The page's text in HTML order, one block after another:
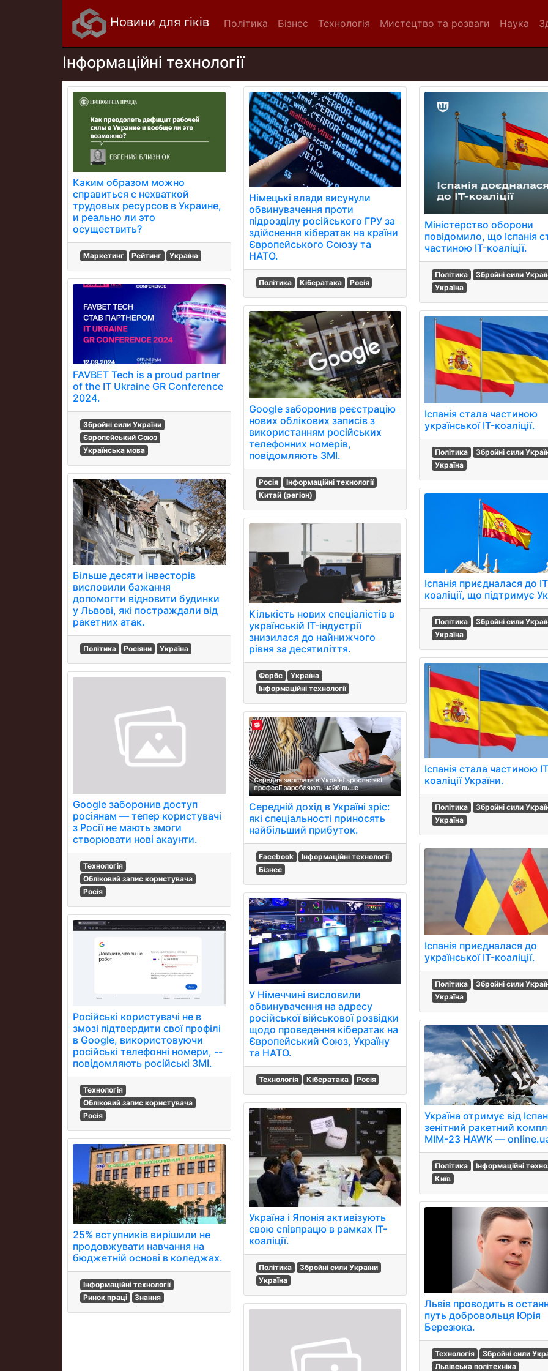
Новини для гіків Політика Бізнес Технологія Мистецтво та розваги Наука
Інформаційні технології
Каким образом можно
справиться с нехваткой
трудовых ресурсов в Украине,
и реально ли это
осуществить?
Маркетинг Рейтинг Україна
FAVBET Tech is a proud partner
of the IT Ukraine GR Conference
2024.
Збройні сили України
Європейський Союз
Українська мова
Більше десяти інвесторів
висловили бажання
допомогти відновити будинки
у Львові, які постраждали від
ракетних атак.
Політика Росіяни Україна
Google заборонив доступ
росіянам — тепер користувачі
з Росії не мають змоги
створювати нові акаунти.
Технологія
Обліковий запис користувача
Росія
Російські користувачі не в
змозі підтвердити свої профілі
в Google, використовуючи
російські телефонні номери, --
повідомляють російські ЗМІ.
Технологія
Обліковий запис користувача
Росія
25% вступників вирішили не
продовжувати навчання на
бюджетній основі в коледжах.
Інформаційні технології
Ринок праці
Знання
Німецькі влади висунули
обвинувачення проти
підрозділу російського ГРУ за
здійснення кібератак на країни
Європейського Союзу та
НАТО.
Політика Кібератака Росія
Google заборонив реєстрацію
нових облікових записів з
використанням російських
телефонних номерів,
повідомляють ЗМІ.
Росія
Інформаційні технології
Китай (регіон)
Кількість нових спеціалістів в
українській IT-індустрії
знизилася до найнижчого
рівня за десятиліття.
Форбс
Україна
Інформаційні технології
Середній дохід в Україні зріс:
які спеціальності приносять
найбільший прибуток.
Facebook
Інформаційні технології
Бізнес
У Німеччині висловили
обвинувачення на адресу
російської військової розвідки
щодо проведення кібератак на
Європейський Союз, Україну
та НАТО.
Технологія Кібератака Росія
Україна і Японія активізують
свою співпрацю в рамках IT-
коаліції.
Політика
Збройні сили України
Україна
Міністерство оборони
повідомило, що Іспанія
частиною IT-коаліції.
Політика
Збройні сили
Україна
Іспанія стала частиною
української IT-коаліції.
Політика
Збройні сили
Україна
Іспанія приєдналася до
коаліції, що підтримує
Політика
Збройні сили
Україна
Іспанія стала частиною
коаліції України.
Політика
Збройні сили
Україна
Іспанія приєдналася до
української IT-коаліції.
Політика
Збройні сили
Україна
Україна отримує від
зенітний ракетний
MIM-23 HAWK —
Політика
Інформаційні
Київ
Львів проводить в
путь добровольця Юрія
Березюка.
Технологія
Збройні сили
Львівська політехніка